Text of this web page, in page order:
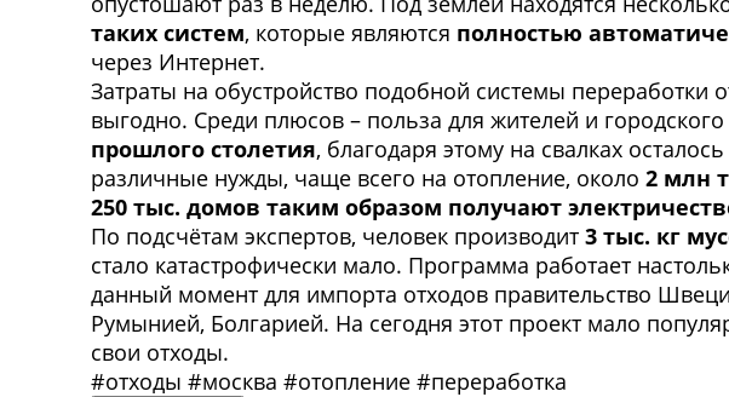
таких систем, которые являются полностью
через Интернет.
Затраты на обустройство подобной системы переработки
выгодно. Среди плюсов – польза для жителей и
прошлого столетия, благодаря этому на свалках
различные нужды, чаще всего на отопление, около 2 млн
250 тыс. домов таким образом получают
По подсчётам экспертов, человек производит 3 тыс. кг
стало катастрофически мало. Программа работает
данный момент для импорта отходов правительство
Румынией, Болгарией. На сегодня этот проект мало
свои отходы.
#отходы #москва #отопление #переработка